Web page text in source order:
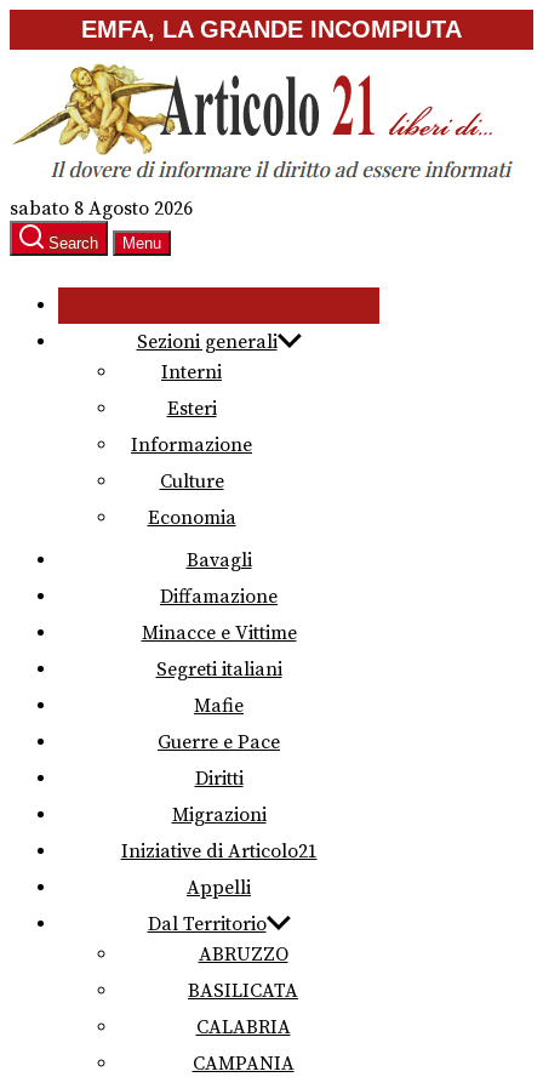
to
content
EMFA, LA GRANDE INCOMPIUTA
sabato 8 Agosto 2026
Search Menu
Sezioni generali
Interni
Esteri
Informazione
Culture
Economia
Bavagli
Diffamazione
Minacce e Vittime
Segreti italiani
Mafie
Guerre e Pace
Diritti
Migrazioni
Iniziative di Articolo21
Appelli
Dal Territorio
ABRUZZO
BASILICATA
CALABRIA
CAMPANIA